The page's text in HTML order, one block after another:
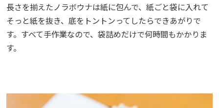
長さを揃えたノラボウナは紙に包んで、紙ごと袋に入れて
そっと紙を抜き、底をトントンってしたらできあがりで
す。すべて手作業なので、袋詰めだけで何時間もかかりま
す。